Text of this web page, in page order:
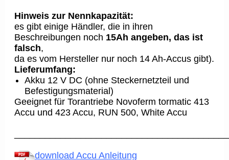
Hinweis zur Nennkapazität:
es gibt einige Händler, die in ihren
Beschreibungen noch 15Ah angeben, das ist
falsch,
da es vom Hersteller nur noch 14 Ah-Accus gibt).
Lieferumfang:
Akku 12 V DC (ohne Steckernetzteil und
Befestigungsmaterial)
Geeignet für Torantriebe Novoferm tormatic 413
Accu und 423 Accu, RUN 500, White Accu
download Accu Anleitung